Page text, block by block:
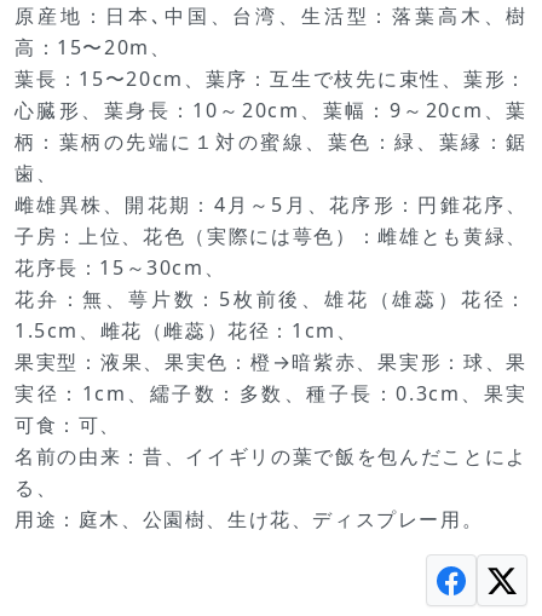
原産地：日本､中国、台湾、生活型：落葉高木、樹
高：15〜20m、
葉長：15〜20cm、葉序：互生で枝先に束性、葉形：
心臓形、葉身長：10～20cm、葉幅：9～20cm、葉
柄：葉柄の先端に１対の蜜線、葉色：緑、葉縁：鋸
歯、
雌雄異株、開花期：4月～5月、花序形：円錐花序、
子房：上位、花色（実際には萼色）：雌雄とも黄緑、
花序長：15～30cm、
花弁：無、萼片数：5枚前後、雄花（雄蕊）花径：
1.5cm、雌花（雌蕊）花径：1cm、
果実型：液果、果実色：橙→暗紫赤、果実形：球、果
実径：1cm、繻子数：多数、種子長：0.3cm、果実
可食：可、
名前の由来：昔、イイギリの葉で飯を包んだことによ
る、
用途：庭木、公園樹、生け花、ディスプレー用。